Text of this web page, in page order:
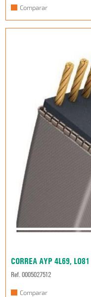
Comparar
CORREA AYP 4L69, LO81
Ref. 0005027512
Comparar